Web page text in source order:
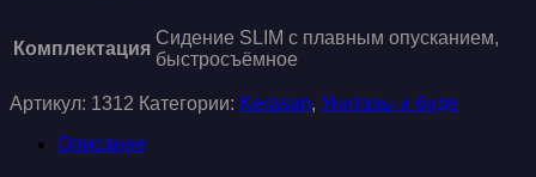
Комплектация
Cидение SLIM с плавным опусканием,
быстросъёмное
Артикул: 1312 Категории: Kerasan, Унитазы и биде
Описание